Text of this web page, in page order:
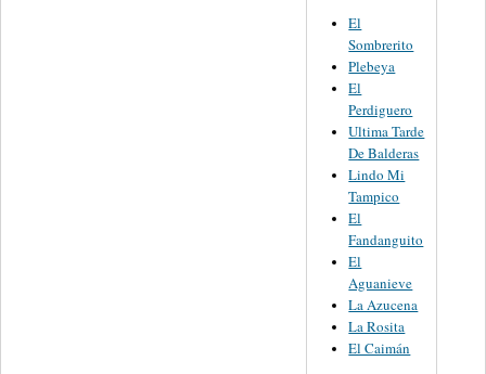
El
Sombrerito
Plebeya
El
Perdiguero
Ultima Tarde
De Balderas
Lindo Mi
Tampico
El
Fandanguito
El
Aguanieve
La Azucena
La Rosita
El Caimán